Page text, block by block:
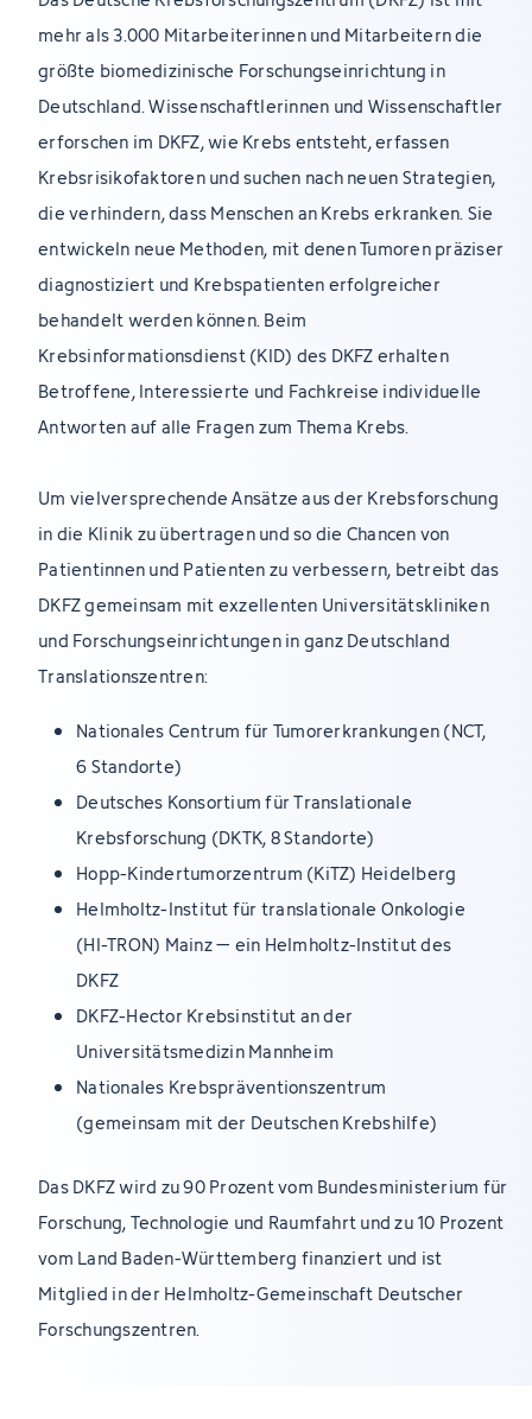
mehr als 3.000 Mitarbeiterinnen und Mitarbeitern die
größte biomedizinische Forschungseinrichtung in
Deutschland. Wissenschaftlerinnen und Wissenschaftler
erforschen im DKFZ, wie Krebs entsteht, erfassen
Krebsrisikofaktoren und suchen nach neuen Strategien,
die verhindern, dass Menschen an Krebs erkranken. Sie
entwickeln neue Methoden, mit denen Tumoren präziser
diagnostiziert und Krebspatienten erfolgreicher
behandelt werden können. Beim
Krebsinformationsdienst (KID) des DKFZ erhalten
Betroffene, Interessierte und Fachkreise individuelle
Antworten auf alle Fragen zum Thema Krebs.
Um vielversprechende Ansätze aus der Krebsforschung
in die Klinik zu übertragen und so die Chancen von
Patientinnen und Patienten zu verbessern, betreibt das
DKFZ gemeinsam mit exzellenten Universitätskliniken
und Forschungseinrichtungen in ganz Deutschland
Translationszentren:
Nationales Centrum für Tumorerkrankungen (NCT,
6 Standorte)
Deutsches Konsortium für Translationale
Krebsforschung (DKTK, 8 Standorte)
Hopp-Kindertumorzentrum (KiTZ) Heidelberg
Helmholtz-Institut für translationale Onkologie
(HI-TRON) Mainz – ein Helmholtz-Institut des
DKFZ
DKFZ-Hector Krebsinstitut an der
Universitätsmedizin Mannheim
Nationales Krebspräventionszentrum
(gemeinsam mit der Deutschen Krebshilfe)
Das DKFZ wird zu 90 Prozent vom Bundesministerium für
Forschung, Technologie und Raumfahrt und zu 10 Prozent
vom Land Baden-Württemberg finanziert und ist
Mitglied in der Helmholtz-Gemeinschaft Deutscher
Forschungszentren.